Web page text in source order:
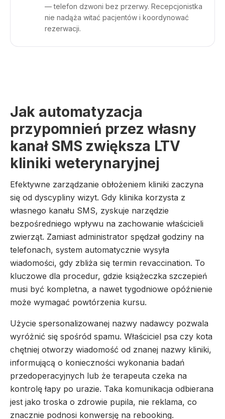
— telefon dzwoni bez przerwy. Recepcjonistka
nie nadąża witać pacjentów i koordynować
rezerwacji.
Jak automatyzacja
przypomnień przez własny
kanał SMS zwiększa LTV
kliniki weterynaryjnej
Efektywne zarządzanie obłożeniem kliniki zaczyna
się od dyscypliny wizyt. Gdy klinika korzysta z
własnego kanału SMS, zyskuje narzędzie
bezpośredniego wpływu na zachowanie właścicieli
zwierząt. Zamiast administrator spędzał godziny na
telefonach, system automatycznie wysyła
wiadomości, gdy zbliża się termin revaccination. To
kluczowe dla procedur, gdzie książeczka szczepień
musi być kompletna, a nawet tygodniowe opóźnienie
może wymagać powtórzenia kursu.
Użycie spersonalizowanej nazwy nadawcy pozwala
wyróżnić się spośród spamu. Właściciel psa czy kota
chętniej otworzy wiadomość od znanej nazwy kliniki,
informującą o konieczności wykonania badań
przedoperacyjnych lub że terapeuta czeka na
kontrolę łapy po urazie. Taka komunikacja odbierana
jest jako troska o zdrowie pupila, nie reklama, co
znacznie podnosi konwersję na rebooking.